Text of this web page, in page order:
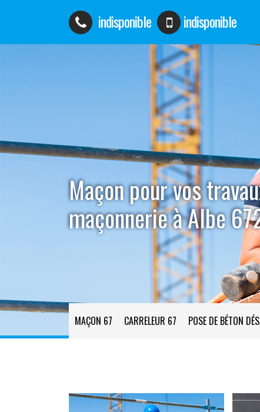
indisponible indisponible
Maçon pour vos
maçonnerie à Albe
MAÇON 67 CARRELEUR 67 POSE DE BÉTON